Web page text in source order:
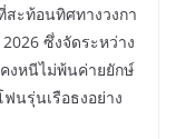
สะท้อนทิศทางวงกา
ซึ่งจัดระหว่าง
งหนีไม่พ้นค่ายยักษ์
นรุ่นเรือธงอย่าง